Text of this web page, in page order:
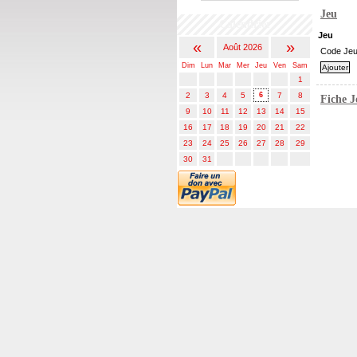
« Août 2026 »
Dim Lun Mar Mer Jeu Ven Sam
1
2
3 4 5 6 7
8
9
10 11 12 13 14
15
16
17 18 19 20 21
22
23
24 25 26 27 28
29
30
31
Jeu
Jeu
Code Jeu
Fiche